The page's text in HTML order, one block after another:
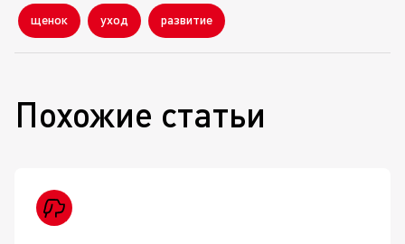
щенок уход развитие
Похожие статьи